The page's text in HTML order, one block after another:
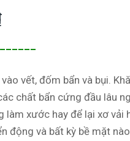
vết, đốm bẩn và bụi.
chất bẩn cứng đầu lâu
làm xước hay để lại xơ vải
động và bất kỳ bề mặt